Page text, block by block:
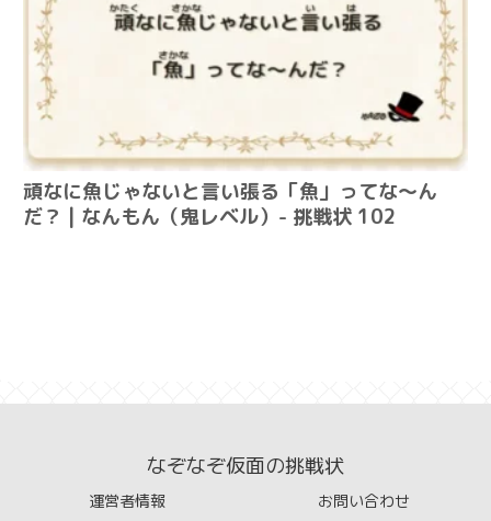
頑なに魚じゃないと言い張る「魚」ってな～ん
だ？ | なんもん（鬼レベル）- 挑戦状 102
なぞなぞ仮面の挑戦状
運営者情報
お問い合わせ